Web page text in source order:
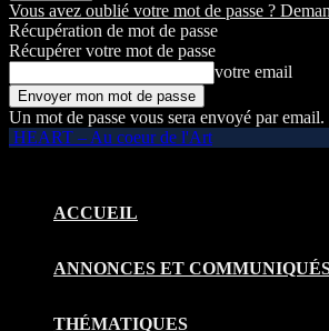
Vous avez oublié votre mot de passe ?
Récupération de mot de passe
Récupérer votre mot de passe
votre email
Un mot de passe vous sera envoyé par email.
HEART – Au coeur de l'Art
ACCUEIL
ANNONCES ET
THÉMATIQUES